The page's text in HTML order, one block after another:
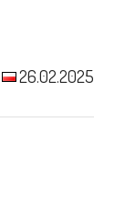
26.02.2025